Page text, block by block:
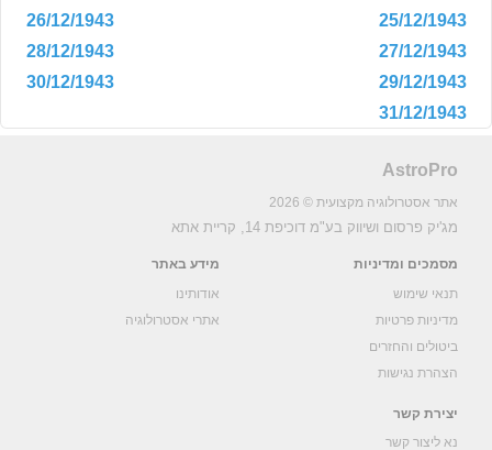
25/12/1943
26/12/1943
27/12/1943
28/12/1943
29/12/1943
30/12/1943
31/12/1943
AstroPro
אתר אסטרולוגיה מקצועית © 2026
מג'יק פרסום ושיווק בע"מ דוכיפת 14, קריית אתא
מסמכים ומדיניות
תנאי שימוש
מדיניות פרטיות
ביטולים והחזרים
הצהרת נגישות
מידע באתר
אודותינו
אתרי אסטרולוגיה
יצירת קשר
נא ליצור קשר